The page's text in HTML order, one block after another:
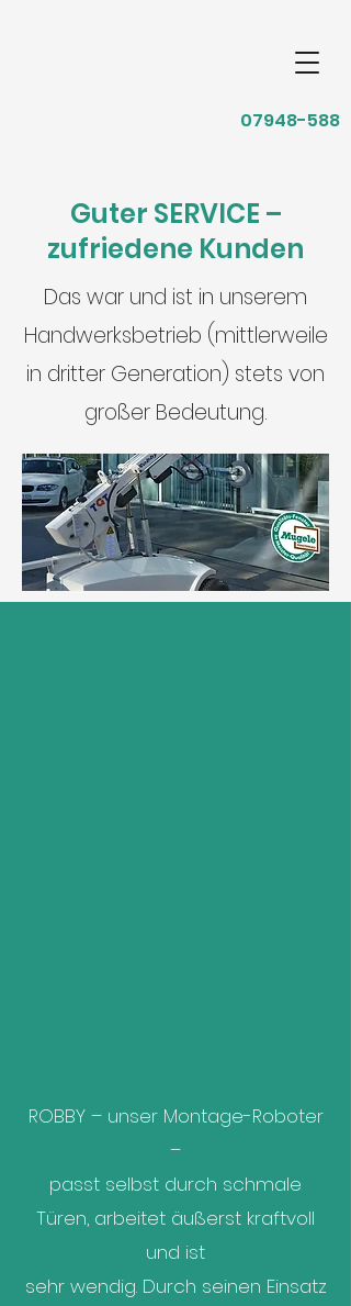
07948-588
Guter SERVICE –
zufriedene Kunden
Das war und ist in unserem
Handwerksbetrieb (mittlerweile
in dritter Generation) stets von
großer Bedeutung.
ROBBY – unser Montage-Roboter
–
passt selbst durch schmale
Türen, arbeitet äußerst kraftvoll
und ist
sehr wendig. Durch seinen Einsatz